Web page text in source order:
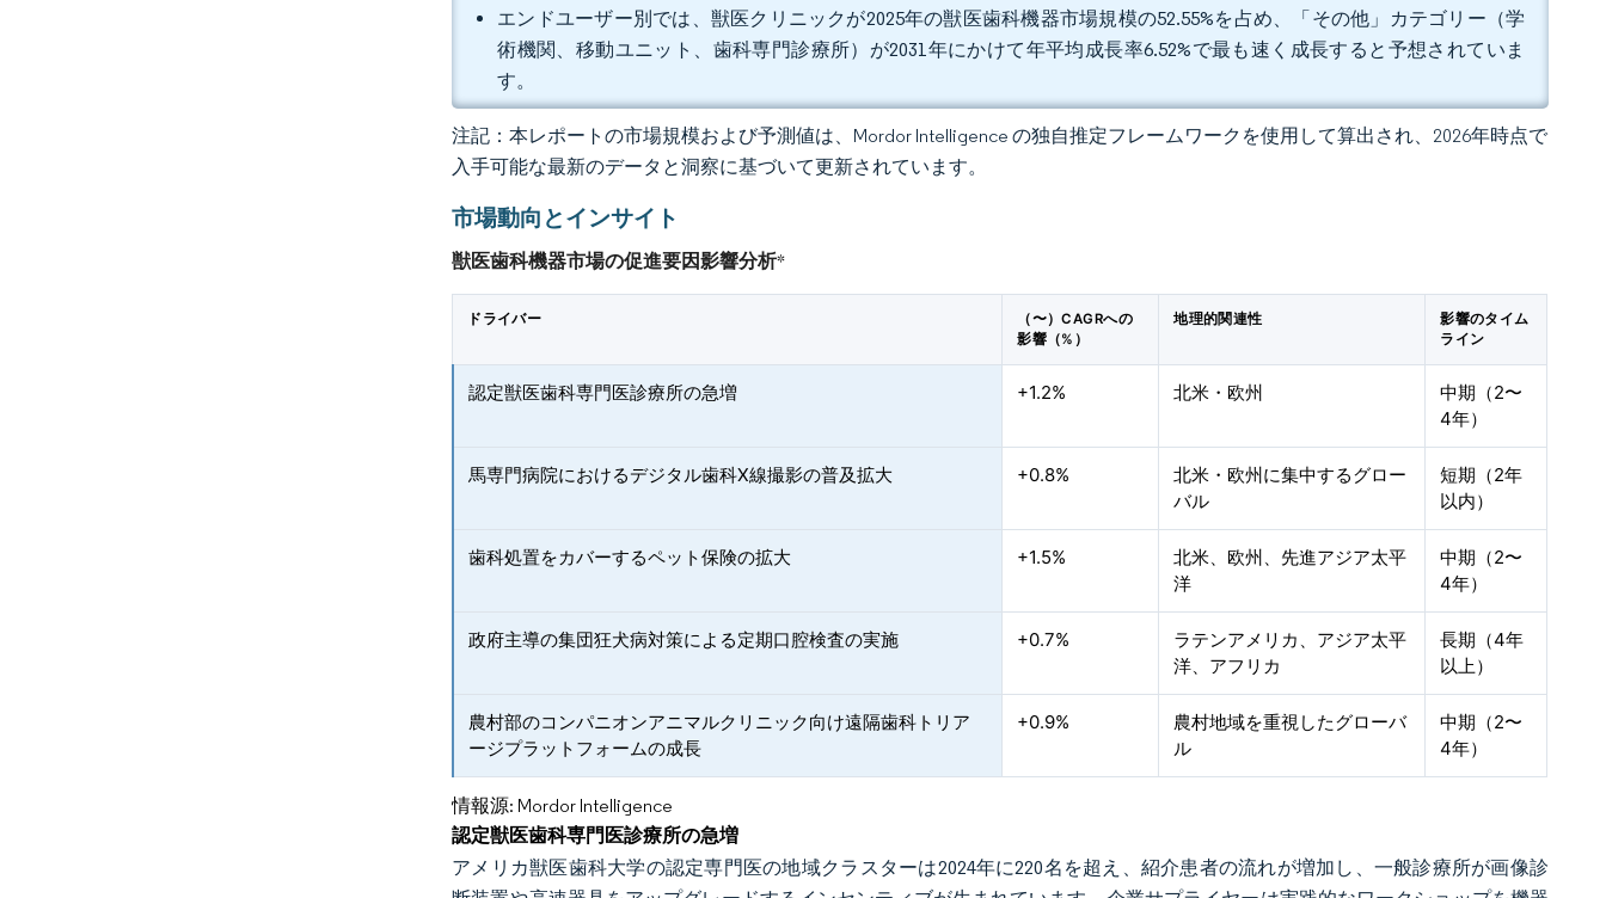
エンドユーザー別では、獣医クリニックが2025年の獣医歯科機器市場規模の52.55%を占め、「その他」カテゴリー（学
術機関、移動ユニット、歯科専門診療所）が2031年にかけて年平均成長率6.52%で最も速く成長すると予想されていま
す。
注記：本レポートの市場規模および予測値は、Mordor Intelligence の独自推定フレームワークを使用して算出され、2026年時点で
入手可能な最新のデータと洞察に基づいて更新されています。
市場動向とインサイト
獣医歯科機器市場の促進要因影響分析*
ドライバー
（〜）CAGRへの
影響（%）
地理的関連性
影響のタイム
ライン
認定獣医歯科専門医診療所の急増 +1.2% 北米・欧州
中期（2〜
4年）
馬専門病院におけるデジタル歯科X線撮影の普及拡大 +0.8%
北米・欧州に集中するグロー
バル
短期（2年
以内）
歯科処置をカバーするペット保険の拡大 +1.5%
北米、欧州、先進アジア太平
洋
中期（2〜
4年）
政府主導の集団狂犬病対策による定期口腔検査の実施 +0.7%
ラテンアメリカ、アジア太平
洋、アフリカ
長期（4年
以上）
農村部のコンパニオンアニマルクリニック向け遠隔歯科トリア
ージプラットフォームの成長
+0.9%
農村地域を重視したグローバ
ル
中期（2〜
4年）
情報源: Mordor Intelligence
認定獣医歯科専門医診療所の急増
アメリカ獣医歯科大学の認定専門医の地域クラスターは2024年に220名を超え、紹介患者の流れが増加し、一般診療所が画像診